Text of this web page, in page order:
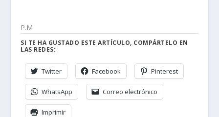
P.M
SI TE HA GUSTADO ESTE ARTÍCULO, COMPÁRTELO EN
LAS REDES:
Twitter Facebook Pinterest
WhatsApp Correo electrónico
Imprimir